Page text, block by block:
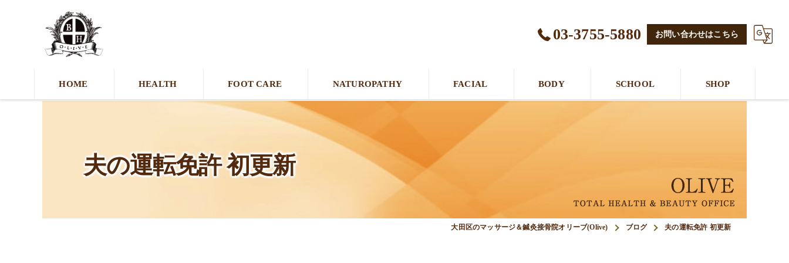
03-3755-5880 お問い合わせはこちら
HOME HEALTH FOOT CARE NATUROPATHY FACIAL BODY SCHOOL SHOP
夫の運転免許 初更新
大田区のマッサージ＆鍼灸接骨院オリーブ(Olive) ブログ 夫の運転免許 初更新